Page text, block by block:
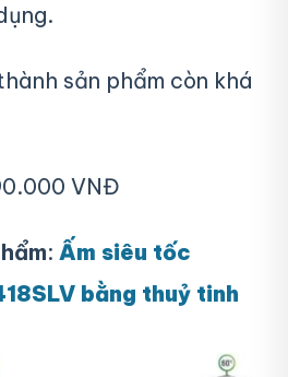
sản phẩm còn khá
VNĐ
: Ấm siêu tốc
bằng thuỷ tinh